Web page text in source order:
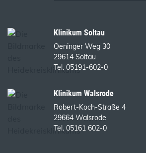
Klinikum Soltau
Oeninger Weg 30
29614 Soltau
Tel. 05191-602-0
Klinikum Walsrode
Robert-Koch-Straße 4
29664 Walsrode
Tel. 05161 602-0